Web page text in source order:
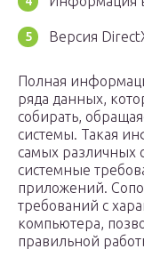
Версия
Полная
ряда данных,
собирать,
системы. Такая
самых различных
системные
приложений.
требований с
компьютера,
правильной